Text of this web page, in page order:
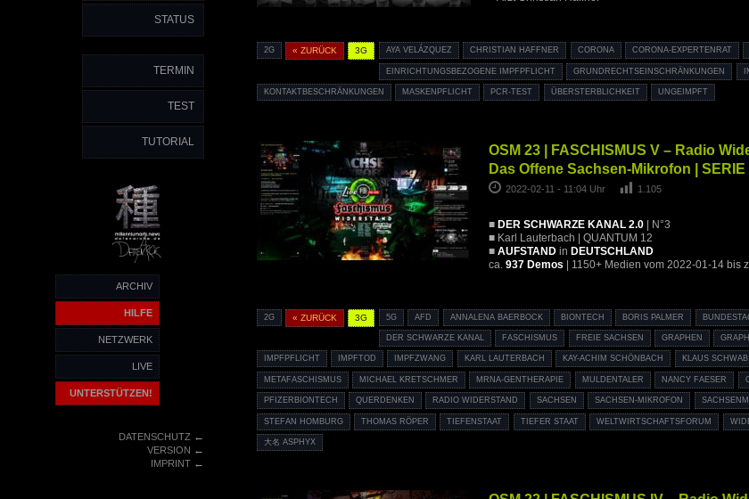
STATUS
TERMIN
TEST
TUTORIAL
ARCHIV
HILFE
NETZWERK
LIVE
UNTERSTÜTZEN!
DATENSCHUTZ←
VERSION ←
IMPRINT←
2G « ZURÜCK 3G AYA VELÁZQUEZ CHRISTIAN HAFFNER CORONA CORONA-EXPERTENRAT
EINRICHTUNGSBEZOGENE IMPFPFLICHT GRUNDRECHTSEINSCHRÄNKUNGEN
KONTAKTBESCHRÄNKUNGEN MASKENPFLICHT PCR-TEST ÜBERSTERBLICHKEIT UNGEIMPFT
OSM 23 | FASCHISMUS V – Radio
Das Offene Sachsen-Mikrofon | SERIE
2022-02-11 - 11:04 Uhr 1.105
■ DER SCHWARZE KANAL 2.0| N°3
■ Karl Lauterbach | QUANTUM 12
■ AUFSTANDin DEUTSCHLAND
ca. 937 Demos | 1150+ Medien vom 2022-01-14 bis
2G « ZURÜCK 3G 5G AFD ANNALENA BAERBOCK BIONTECH BORIS PALMER
DER SCHWARZE KANAL FASCHISMUS FREIE SACHSEN GRAPHEN
IMPFPFLICHT IMPFTOD IMPFZWANG KARL LAUTERBACH KAY-ACHIM SCHÖNBACH KLAUS SCHWAB
METAFASCHISMUS MICHAEL KRETSCHMER MRNA-GENTHERAPIE MULDENTALER NANCY FAESER
PFIZERBIONTECH QUERDENKEN RADIO WIDERSTAND SACHSEN SACHSEN-MIKROFON
STEFAN HOMBURG THOMAS RÖPER TIEFENSTAAT TIEFER STAAT WELTWIRTSCHAFTSFORUM
大名 ASPHYX